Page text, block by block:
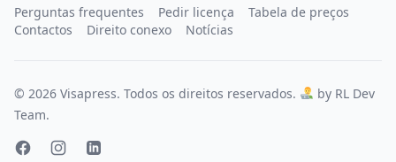
Perguntas frequentes Pedir licença
Tabela de preços
Contactos
Direito conexo Notícias
© 2026 Visapress. Todos os direitos reservados.
by RL Dev
Team.
FacebookInstagramLinkedIn